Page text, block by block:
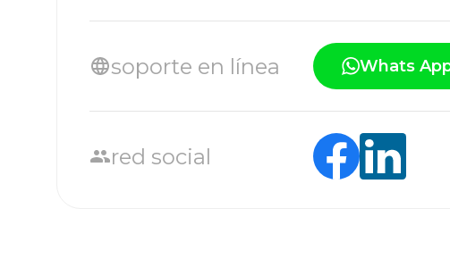
soporte en línea Whats
red social